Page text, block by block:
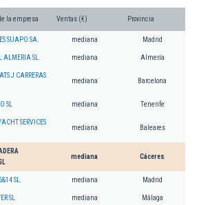
la empresa Ventas (€) Provincia
SUAPO SA. mediana Madrid
ALMERIA SL. mediana Almería
J CARRERAS
mediana Barcelona
SL mediana Tenerife
SERVICES
mediana Baleares
mediana Cáceres
SL. mediana Madrid
SL mediana Málaga